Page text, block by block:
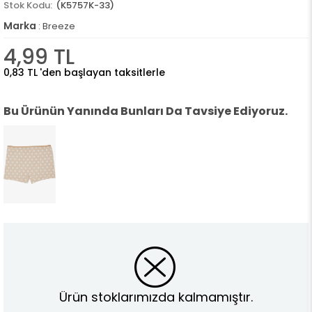
(K5757K-33)
Marka : Breeze
4,99 TL
0,83 TL 'den başlayan taksitlerle
Bu Ürünün Yanında Bunları Da Tavsiye Ediyoruz.
Ürün stoklarımızda kalmamıştır.